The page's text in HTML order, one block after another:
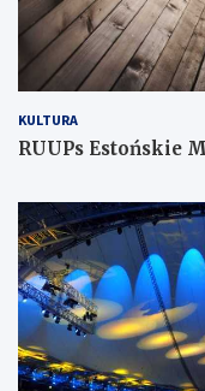
KULTURA
RUUPs Estońskie